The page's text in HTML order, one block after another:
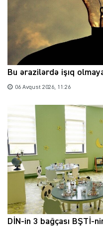
Bu ərazilərdə işıq
06 Avqust 2026, 11:26
DİN-in 3 bağçası BŞTİ-